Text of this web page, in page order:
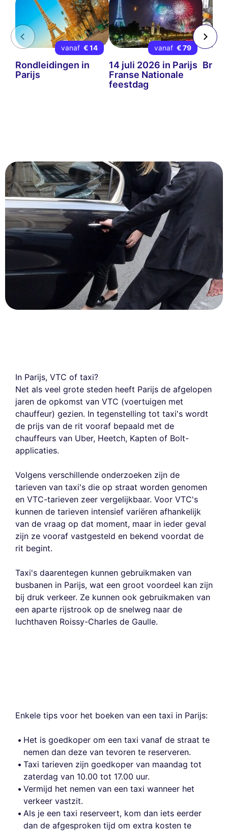
vanaf € 14
Rondleidingen in
Parijs
vanaf € 79
14 juli 2026 in Parijs
Franse Nationale
feestdag
In Parijs, VTC of taxi?
Net als veel grote steden heeft Parijs de afgelopen
jaren de opkomst van VTC (voertuigen met
chauffeur) gezien. In tegenstelling tot taxi's wordt
de prijs van de rit vooraf bepaald met de
chauffeurs van Uber, Heetch, Kapten of Bolt-
applicaties.
Volgens verschillende onderzoeken zijn de
tarieven van taxi's die op straat worden genomen
en VTC-tarieven zeer vergelijkbaar. Voor VTC's
kunnen de tarieven intensief variëren afhankelijk
van de vraag op dat moment, maar in ieder geval
zijn ze vooraf vastgesteld en bekend voordat de
rit begint.
Taxi's daarentegen kunnen gebruikmaken van
busbanen in Parijs, wat een groot voordeel kan zijn
bij druk verkeer. Ze kunnen ook gebruikmaken van
een aparte rijstrook op de snelweg naar de
luchthaven Roissy-Charles de Gaulle.
Enkele tips voor het boeken van een taxi in Parijs:
Het is goedkoper om een taxi vanaf de straat te
nemen dan deze van tevoren te reserveren.
Taxi tarieven zijn goedkoper van maandag tot
zaterdag van 10.00 tot 17.00 uur.
Vermijd het nemen van een taxi wanneer het
verkeer vastzit.
Als je een taxi reserveert, kom dan iets eerder
dan de afgesproken tijd om extra kosten te